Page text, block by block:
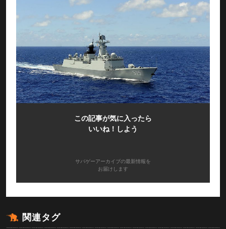
この記事が気に入ったら
いいね！しよう
サバゲーアーカイブの最新情報を
お届けします
関連タグ